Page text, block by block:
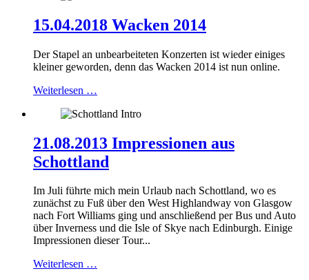
15.04.2018 Wacken 2014
Der Stapel an unbearbeiteten Konzerten ist wieder einiges
kleiner geworden, denn das Wacken 2014 ist nun online.
Weiterlesen …
21.08.2013 Impressionen aus
Schottland
Im Juli führte mich mein Urlaub nach Schottland, wo es
zunächst zu Fuß über den West Highlandway von Glasgow
nach Fort Williams ging und anschließend per Bus und Auto
über Inverness und die Isle of Skye nach Edinburgh. Einige
Impressionen dieser Tour...
Weiterlesen …